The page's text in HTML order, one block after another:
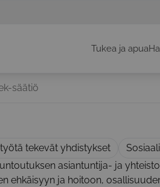
Tukea ja apua
säätiö
tekevät yhdistykset
asiantuntija- ja
ehkäisyyn ja hoitoon,